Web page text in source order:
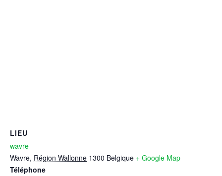
LIEU
wavre
Wavre, Région Wallonne 1300 Belgique + Google Map
Téléphone